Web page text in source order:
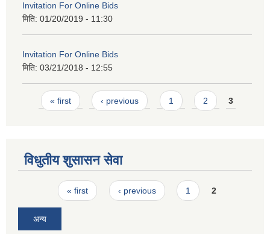
Invitation For Online Bids
मिति: 01/20/2019 - 11:30
Invitation For Online Bids
मिति: 03/21/2018 - 12:55
Pages
« first ‹ previous 1 2 3
विधुतीय शुसासन सेवा
Pages« first ‹ previous 1 2
अन्य